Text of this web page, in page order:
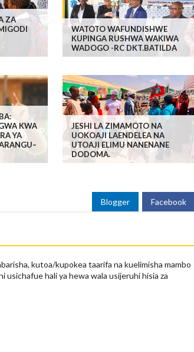
ZA
WATOTO WAFUNDISHWE
KUPINGA RUSHWA WAKIWA
WADOGO -RC DKT.BATILDA
KWA
YA
JESHI LA ZIMAMOTO NA
UOKOAJI LAENDELEA NA
UTOAJI ELIMU NANENANE
DODOMA.
Blogger Facebook
kutoa/kupokea taarifa na kuelimisha mambo
usichafue hali ya hewa wala usijeruhi hisia za